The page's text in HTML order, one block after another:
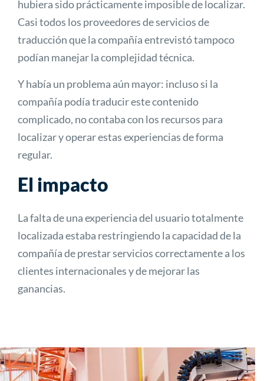
hubiera sido prácticamente imposible de localizar.
Casi todos los proveedores de servicios de
traducción que la compañía entrevistó tampoco
podían manejar la complejidad técnica.
Y había un problema aún mayor: incluso si la
compañía podía traducir este contenido
complicado, no contaba con los recursos para
localizar y operar estas experiencias de forma
regular.
El impacto
La falta de una experiencia del usuario totalmente
localizada estaba restringiendo la capacidad de la
compañía de prestar servicios correctamente a los
clientes internacionales y de mejorar las
ganancias.